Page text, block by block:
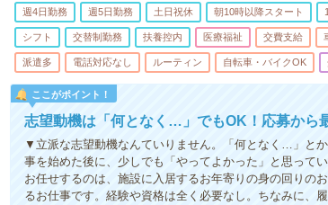
週4日勤務 週5日勤務 土日祝休 朝10時以降スタート
シフト 交替制勤務 扶養控内 医療福祉 交費支給
派遣多 電話対応なし ルーティン 自転車・バイクOK
ここがポイント！
志望動機は「何となく…」でもOK！応募から
▼立派な志望動機なんていりません。「何となく…」と
事を始めた後に、少しでも「やってよかった」と思って
お任せするのは、施設に入居するお年寄りの身の回りの
るお仕事です。経験や資格は全く必要なし。ちなみに、